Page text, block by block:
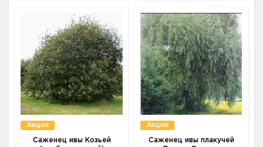
Акция
Саженец ивы Козьей
Акция
Саженец ивы плакучей